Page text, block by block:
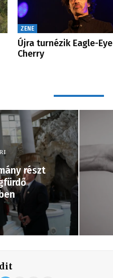
ZENE
Újra turnézik Eagle-Eye
Cherry
részt